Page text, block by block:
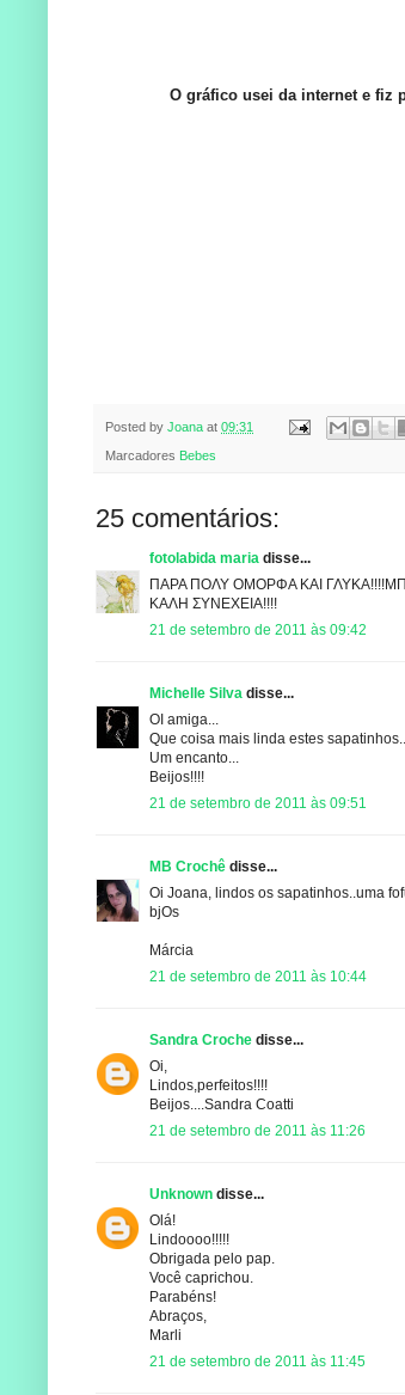
O gráfico usei da internet e fiz
Posted by Joana at 09:31
Marcadores Bebes
25 comentários:
fotolabida maria disse...
ΠΑΡΑ ΠΟΛΥ ΟΜΟΡΦΑ ΚΑΙ
ΚΑΛΗ ΣΥΝΕΧΕΙΑ!!!!
21 de setembro de 2011 às 09:42
Michelle Silva disse...
OI amiga...
Que coisa mais linda estes
Um encanto...
Beijos!!!!
21 de setembro de 2011 às 09:51
MB Crochê disse...
Oi Joana, lindos os sapatinhos..uma
bjOs
Márcia
21 de setembro de 2011 às 10:44
Sandra Croche disse...
Oi,
Lindos,perfeitos!!!!
Beijos....Sandra Coatti
21 de setembro de 2011 às 11:26
Unknown disse...
Olá!
Lindoooo!!!!!
Obrigada pelo pap.
Você caprichou.
Parabéns!
Abraços,
Marli
21 de setembro de 2011 às 11:45